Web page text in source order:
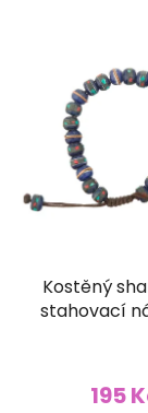
Kostěný
stahovací
195